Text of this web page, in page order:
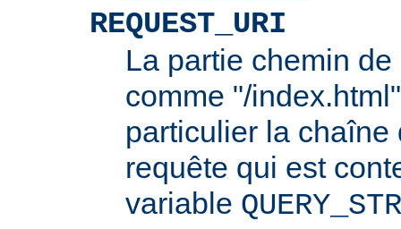
REQUEST_URI
La partie chemin
comme "/
particulier la chaîne
requête qui est
variable